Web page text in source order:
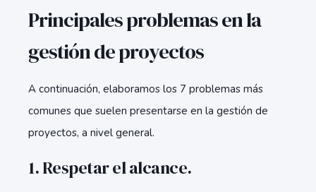
Principales problemas en la
gestión de proyectos
A continuación, elaboramos los 7 problemas más
comunes que suelen presentarse en la gestión de
proyectos, a nivel general.
1. Respetar el alcance.